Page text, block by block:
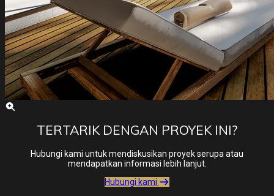
TERTARIK DENGAN PROYEK INI?
Hubungi kami untuk mendiskusikan proyek serupa atau
mendapatkan informasi lebih lanjut.
Hubungi kami